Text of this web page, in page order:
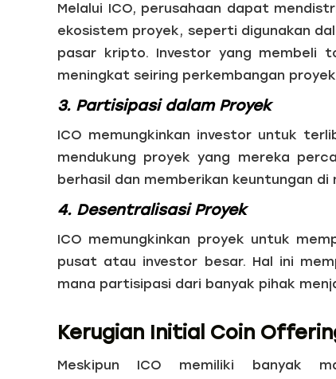
Melalui ICO, perusahaan dapat
ekosistem proyek, seperti digunakan
pasar kripto. Investor yang membeli
meningkat seiring perkembangan
3. Partisipasi dalam Proyek
ICO memungkinkan investor untuk
mendukung proyek yang mereka
berhasil dan memberikan keuntungan di
4. Desentralisasi Proyek
ICO memungkinkan proyek untuk
pusat atau investor besar. Hal ini
mana partisipasi dari banyak pihak
Kerugian Initial Coin
Meskipun ICO memiliki banyak